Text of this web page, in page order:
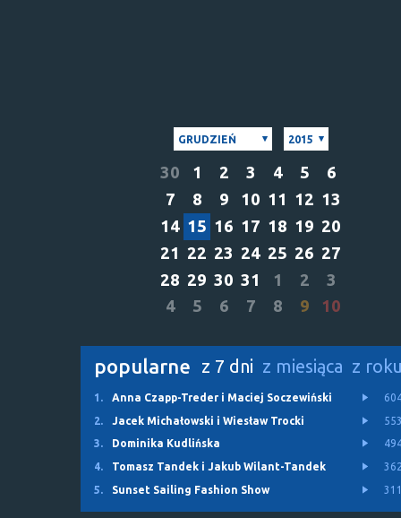
GRUDZIEŃ 2015
30 1 2 3 4 5
6
7
8 9 10 11 12 13
14 15 16 17 18 19 20
21 22 23 24 25 26 27
28 29 30 31 1 2
3
4
5 6 7 8 9 10
popularne z 7 dni z miesiąca z
1. Anna Czapp-Treder i Maciej Soczewiński
2.
Jacek Michałowski i Wiesław Trocki
3.
Dominika Kudlińska
4.
Tomasz Tandek i Jakub Wilant-Tandek
5.
Sunset Sailing Fashion Show